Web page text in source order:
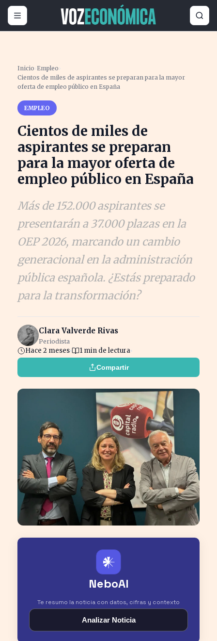
Inicio ›Empleo ›
Cientos de miles de aspirantes se preparan para la mayor
oferta de empleo público en España
EMPLEO
Cientos de miles de
aspirantes se preparan
para la mayor oferta de
empleo público en España
Más de 152.000 aspirantes se
presentarán a 37.000 plazas en la
OEP 2026, marcando un cambio
generacional en la administración
pública española. ¿Estás preparado
para la transformación?
Clara Valverde Rivas
Periodista
Hace 2 meses 1 min de lectura
Compartir
𒀭
NeboAI
Te resumo la noticia con datos, cifras y contexto
Analizar Noticia